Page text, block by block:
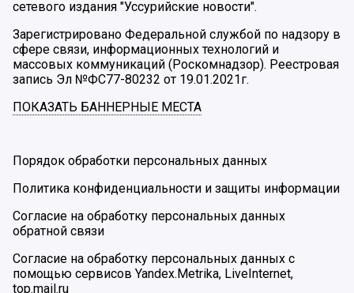
сетевого издания "Уссурийские новости".
Зарегистрировано Федеральной службой по надзору в
сфере связи, информационных технологий и
массовых коммуникаций (Роскомнадзор). Реестровая
запись Эл №ФС77-80232 от 19.01.2021г.
ПОКАЗАТЬ БАННЕРНЫЕ МЕСТА
Порядок обработки персональных данных
Политика конфиденциальности и защиты информации
Согласие на обработку персональных данных
обратной связи
Согласие на обработку персональных данных с
помощью сервисов Yandex.Metrika, LiveInternet,
top.mail.ru